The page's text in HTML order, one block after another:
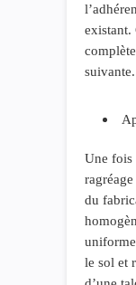
existant.
suivante.
Une fois
du
le sol et